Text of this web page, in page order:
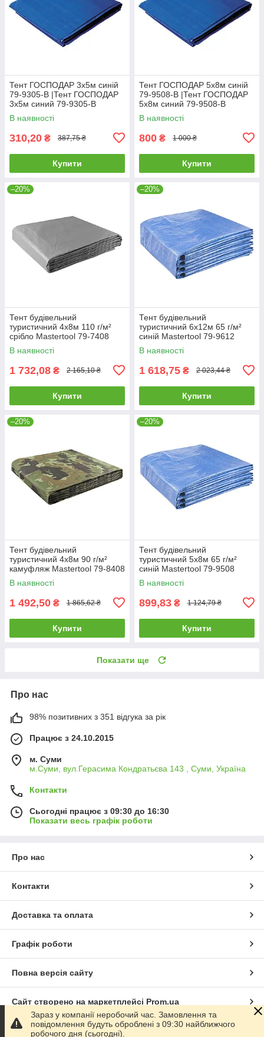
Тент ГОСПОДАР 3х5м синій
79-9305-В |Тент ГОСПОДАР
3х5м синий 79-9305-В
В наявності
310,20 ₴ 387,75 ₴
Купити
Тент ГОСПОДАР 5х8м синій
79-9508-В |Тент ГОСПОДАР
5х8м синий 79-9508-В
В наявності
800 ₴ 1 000 ₴
Купити
–20%
Тент будівельний
туристичний 4х8м 110 г/м²
срібло Mastertool 79-7408
В наявності
1 732,08 ₴ 2 165,10 ₴
Купити
–20%
Тент будівельний
туристичний 6х12м 65 г/м²
синій Mastertool 79-9612
В наявності
1 618,75 ₴ 2 023,44 ₴
Купити
–20%
Тент будівельний
туристичний 4х8м 90 г/м²
камуфляж Mastertool 79-8408
В наявності
1 492,50 ₴ 1 865,62 ₴
Купити
–20%
Тент будівельний
туристичний 5х8м 65 г/м²
синій Mastertool 79-9508
В наявності
899,83 ₴ 1 124,79 ₴
Купити
Показати ще
Про нас
98% позитивних з 351 відгука за рік
Працює з 24.10.2015
м. Суми
м.Суми, вул.Герасима Кондратьєва 143 , Суми, Україна
Контакти
Сьогодні працює з 09:30 до 16:30
Показати весь графік роботи
Про нас
Контакти
Доставка та оплата
Графік роботи
Повна версія сайту
Сайт створено на маркетплейсі Prom.ua
Політика конфіденційності
Зараз у компанії неробочий час. Замовлення та
повідомлення будуть оброблені з 09:30 найближчого
робочого дня (сьогодні).